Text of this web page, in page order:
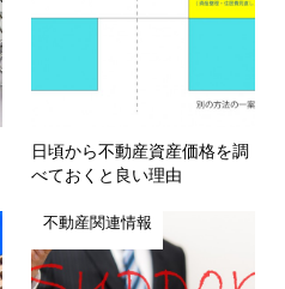
日頃から不動産資産価格を調
べておくと良い理由
不動産関連情報